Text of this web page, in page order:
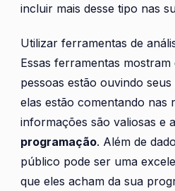
incluir mais desse tipo nas
Utilizar ferramentas de
Essas ferramentas
pessoas estão ouvindo
elas estão comentando nas
informações são valiosas e
programação. Além de
público pode ser uma
que eles acham da sua